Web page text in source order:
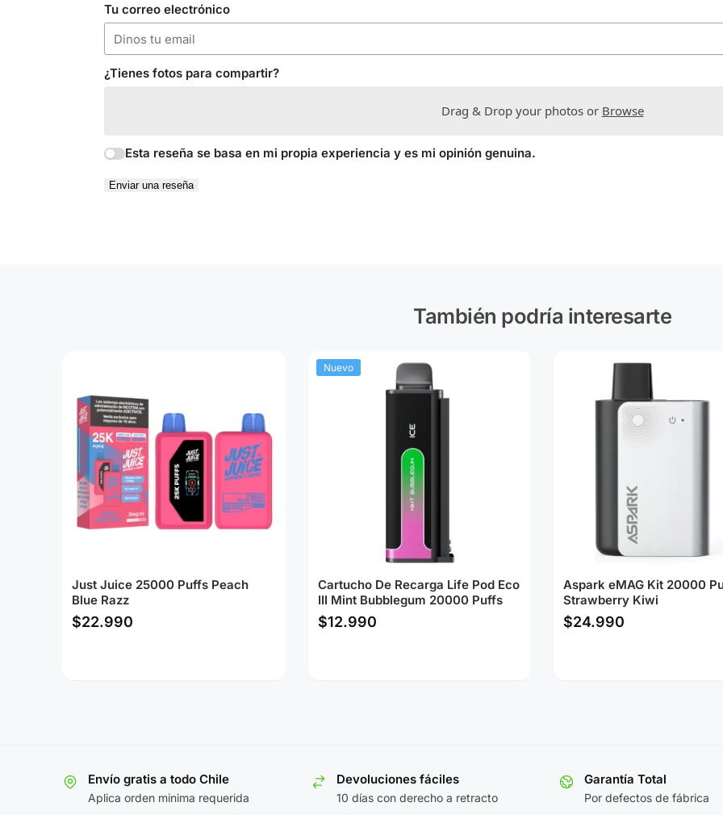
Tu correo electrónico
¿Tienes fotos para compartir?
Drag & Drop your photos or Browse
Esta reseña se basa en mi propia experiencia y es mi opinión genuina.
Enviar una reseña
También podría interesarte
Just Juice 25000 Puffs Peach
Blue Razz
$22.990
Nuevo
Cartucho De Recarga Life Pod Eco
III Mint Bubblegum 20000 Puffs
$12.990
Aspark eMAG Kit 20000
Strawberry Kiwi
$24.990
Envío gratis a todo Chile
Aplica orden minima requerida
Devoluciones fáciles
10 días con derecho a retracto
Garantía Total
Por defectos de fábrica